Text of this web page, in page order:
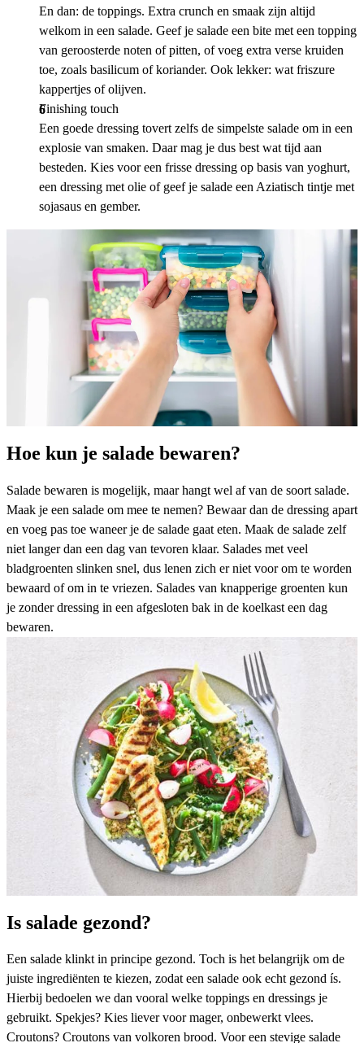
En dan: de toppings. Extra crunch en smaak zijn altijd
welkom in een salade. Geef je salade een bite met een topping
van geroosterde noten of pitten, of voeg extra verse kruiden
toe, zoals basilicum of koriander. Ook lekker: wat friszure
kappertjes of olijven.
Finishing touch
Een goede dressing tovert zelfs de simpelste salade om in een
explosie van smaken. Daar mag je dus best wat tijd aan
besteden. Kies voor een frisse dressing op basis van yoghurt,
een dressing met olie of geef je salade een Aziatisch tintje met
sojasaus en gember.
Hoe kun je salade bewaren?
Salade bewaren is mogelijk, maar hangt wel af van de soort salade.
Maak je een salade om mee te nemen? Bewaar dan de dressing apart
en voeg pas toe waneer je de salade gaat eten. Maak de salade zelf
niet langer dan een dag van tevoren klaar. Salades met veel
bladgroenten slinken snel, dus lenen zich er niet voor om te worden
bewaard of om in te vriezen. Salades van knapperige groenten kun
je zonder dressing in een afgesloten bak in de koelkast een dag
bewaren.
Is salade gezond?
Een salade klinkt in principe gezond. Toch is het belangrijk om de
juiste ingrediënten te kiezen, zodat een salade ook echt gezond ís.
Hierbij bedoelen we dan vooral welke toppings en dressings je
gebruikt. Spekjes? Kies liever voor mager, onbewerkt vlees.
Croutons? Croutons van volkoren brood. Voor een stevige salade